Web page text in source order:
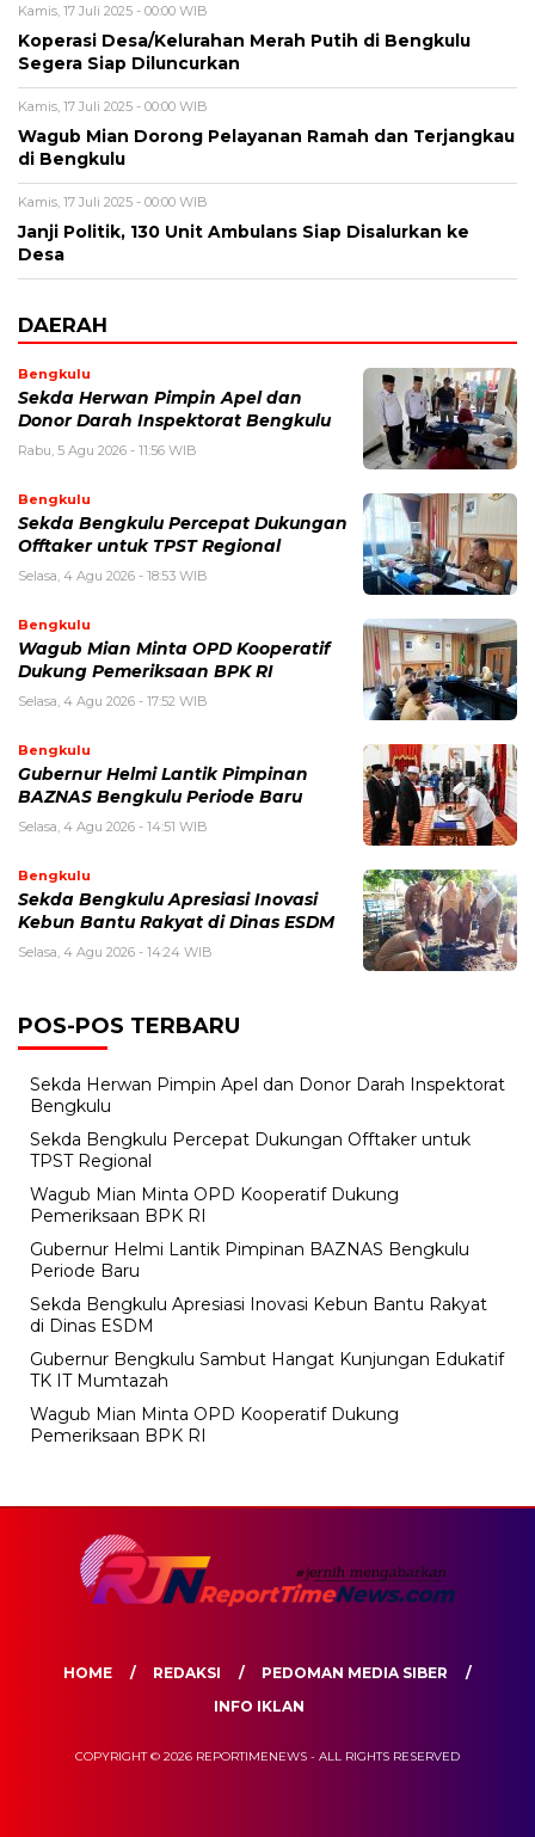
Kamis, 17 Juli 2025 - 00:00 WIB
Koperasi Desa/Kelurahan Merah Putih di Bengkulu
Segera Siap Diluncurkan
Kamis, 17 Juli 2025 - 00:00 WIB
Wagub Mian Dorong Pelayanan Ramah dan Terjangkau
di Bengkulu
Kamis, 17 Juli 2025 - 00:00 WIB
Janji Politik, 130 Unit Ambulans Siap Disalurkan ke
Desa
DAERAH
Bengkulu
Sekda Herwan Pimpin Apel dan
Donor Darah Inspektorat Bengkulu
Rabu, 5 Agu 2026 - 11:56 WIB
Bengkulu
Sekda Bengkulu Percepat Dukungan
Offtaker untuk TPST Regional
Selasa, 4 Agu 2026 - 18:53 WIB
Bengkulu
Wagub Mian Minta OPD Kooperatif
Dukung Pemeriksaan BPK RI
Selasa, 4 Agu 2026 - 17:52 WIB
Bengkulu
Gubernur Helmi Lantik Pimpinan
BAZNAS Bengkulu Periode Baru
Selasa, 4 Agu 2026 - 14:51 WIB
Bengkulu
Sekda Bengkulu Apresiasi Inovasi
Kebun Bantu Rakyat di Dinas ESDM
Selasa, 4 Agu 2026 - 14:24 WIB
POS-POS TERBARU
Sekda Herwan Pimpin Apel dan Donor Darah Inspektorat
Bengkulu
Sekda Bengkulu Percepat Dukungan Offtaker untuk
TPST Regional
Wagub Mian Minta OPD Kooperatif Dukung
Pemeriksaan BPK RI
Gubernur Helmi Lantik Pimpinan BAZNAS Bengkulu
Periode Baru
Sekda Bengkulu Apresiasi Inovasi Kebun Bantu Rakyat
di Dinas ESDM
Gubernur Bengkulu Sambut Hangat Kunjungan Edukatif
TK IT Mumtazah
Wagub Mian Minta OPD Kooperatif Dukung
Pemeriksaan BPK RI
HOME REDAKSI
PEDOMAN MEDIA SIBER
INFO IKLAN
COPYRIGHT © 2026 REPORTIMENEWS - ALL RIGHTS RESERVED